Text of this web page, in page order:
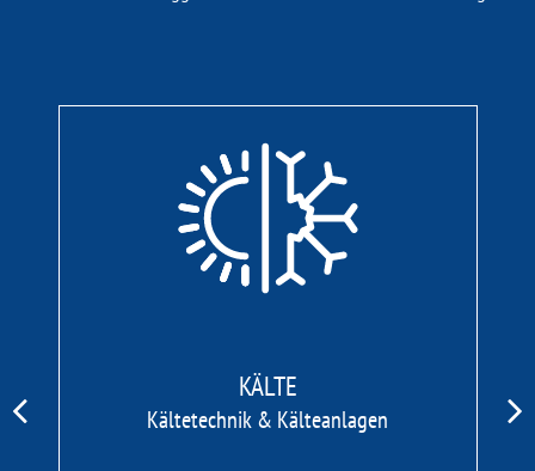
KÄLTE
Kältetechnik & Kälteanlagen